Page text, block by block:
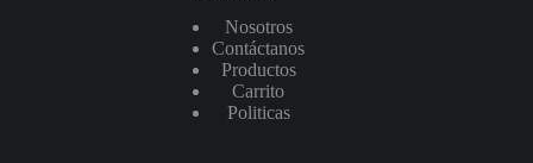
Nosotros
Contáctanos
Productos
Carrito
Politicas